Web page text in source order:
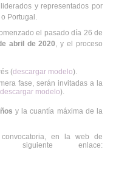
y representados por
Portugal.
el pasado día 26 de
abril de 2020, y el proceso
(descargar modelo).
fase, serán invitadas a la
descargar modelo).
y la cuantía máxima de la
en la web de
enlace: